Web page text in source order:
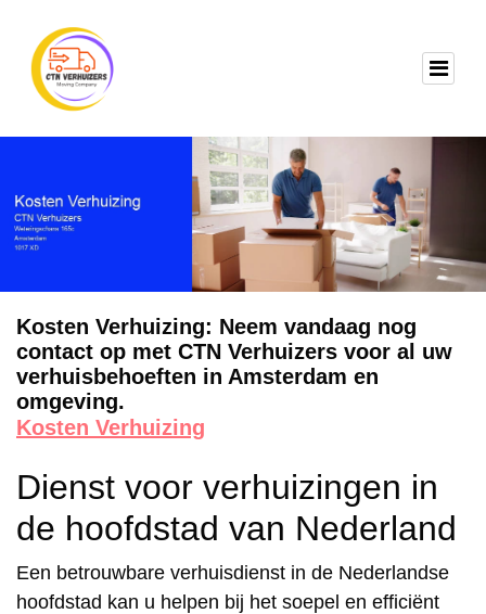
Kosten Verhuizing: Neem vandaag nog
contact op met CTN Verhuizers voor al uw
verhuisbehoeften in Amsterdam en
omgeving.
Kosten Verhuizing
Dienst voor verhuizingen in
de hoofdstad van Nederland
Een betrouwbare verhuisdienst in de Nederlandse
hoofdstad kan u helpen bij het soepel en efficiënt